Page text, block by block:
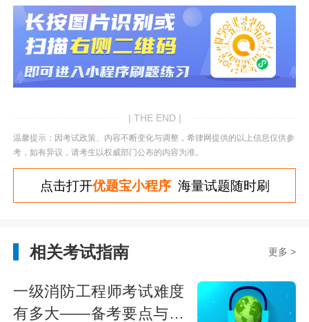
| THE END |
温馨提示：因考试政策、内容不断变化与调整，希律网提供的以上信息仅供参
考，如有异议，请考生以权威部门公布的内容为准。
点击打开优题宝小程序海量试题随时刷
相关考试指南 更多 >
一级消防工程师考试难度
有多大——备考要点与挑